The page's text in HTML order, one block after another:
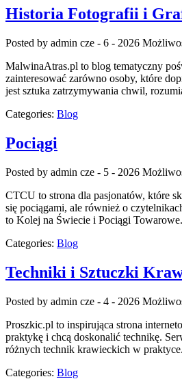
Historia Fotografii i
Posted by admin cze - 6 - 2026
MalwinaAtras.pl to blog tematyczny
zainteresować zarówno osoby, które
jest sztuka zatrzymywania chwil,
Categories: Blog
Pociągi
Posted by admin cze - 5 - 2026
CTCU to strona dla pasjonatów, które
się pociągami, ale również o
to Kolej na Świecie i Pociągi
Categories: Blog
Techniki i Sztuczki
Posted by admin cze - 4 - 2026
Proszkic.pl to inspirująca strona
praktykę i chcą doskonalić technikę.
różnych technik krawieckich w
Categories: Blog